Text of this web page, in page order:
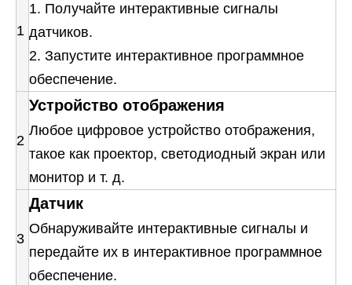
1
1. Получайте интерактивные сигналы
датчиков.
2. Запустите интерактивное программное
обеспечение.
2
Устройство отображения
Любое цифровое устройство отображения,
такое как проектор, светодиодный экран или
монитор и т. д.
3
Датчик
Обнаруживайте интерактивные сигналы и
передайте их в интерактивное программное
обеспечение.